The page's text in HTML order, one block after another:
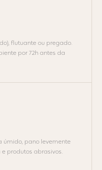
flutuante ou pregado.
por 72h antes da
úmido, pano levemente
produtos abrasivos.